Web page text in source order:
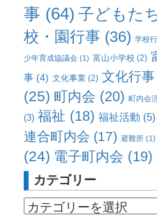
事 (64) 子どもた
校・園行事 (36) 学校
少年育成協議会(1) 富山小学校(2)
事(4) 文化事業(2) 文化行事
(25) 町内会 (20) 町内会
(3) 福祉 (18) 福祉活動 (5)
連合町内会 (17) 避難所(1)
(24) 電子町内会 (19)
カテゴリー